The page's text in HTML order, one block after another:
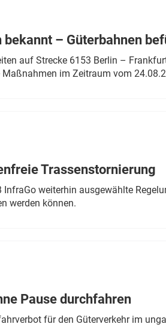
bekannt – Güterbahnen
auf Strecke 6153 Berlin –
im Zeitraum vom
Trassenstornierung
weiterhin ausgewählte
werden können.
Pause durchfahren
für den Güterverkehr im